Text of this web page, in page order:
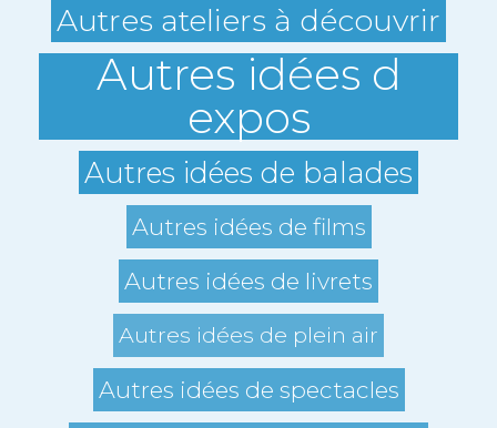
Autres ateliers à découvrir
Autres idées d
expos
Autres idées de balades
Autres idées de films
Autres idées de livrets
Autres idées de plein air
Autres idées de spectacles